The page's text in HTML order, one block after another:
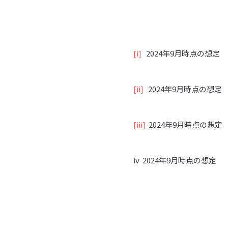
[i] 2024年9月時点の想定
[ii] 2024年9月時点の想定
[iii] 2024年9月時点の想定
iv 2024年9月時点の想定